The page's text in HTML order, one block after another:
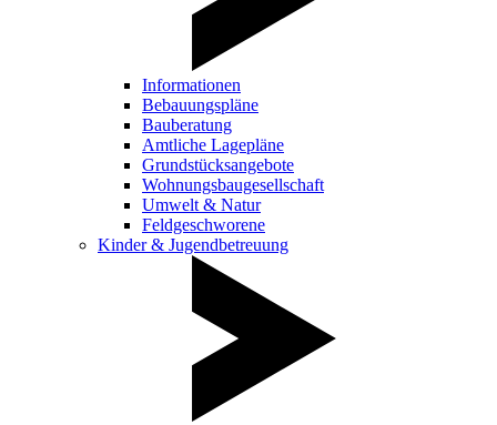
Informationen
Bebauungspläne
Bauberatung
Amtliche Lagepläne
Grundstücksangebote
Wohnungsbaugesellschaft
Umwelt & Natur
Feldgeschworene
Kinder & Jugendbetreuung